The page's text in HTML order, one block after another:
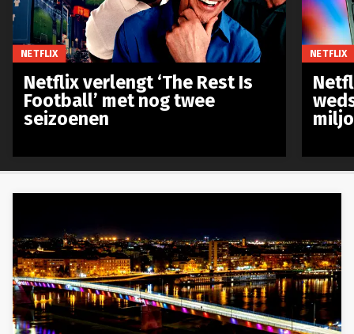
NETFLIX
Netflix verlengt ‘The Rest Is
Football’ met nog twee
seizoenen
NETFLIX